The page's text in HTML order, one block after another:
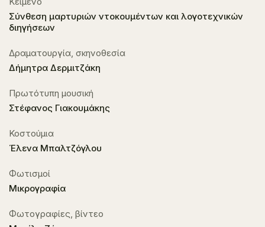
Σύνθεση μαρτυριών ντοκουμέντων και λογοτεχνικών
διηγήσεων
Δραματουργία, σκηνοθεσία
Δήμητρα Δερμιτζάκη
Πρωτότυπη μουσική
Στέφανος Γιακουμάκης
Κοστούμια
Έλενα Μπαλτζόγλου
Φωτισμοί
Μικρογραφία
Φωτογραφίες, βίντεο